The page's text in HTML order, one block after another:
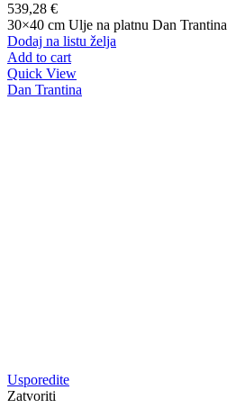
539,28 €
30×40 cm Ulje na platnu Dan Trantina
Dodaj na listu želja
Add to cart
Quick View
Dan Trantina
Usporedite
Zatvoriti